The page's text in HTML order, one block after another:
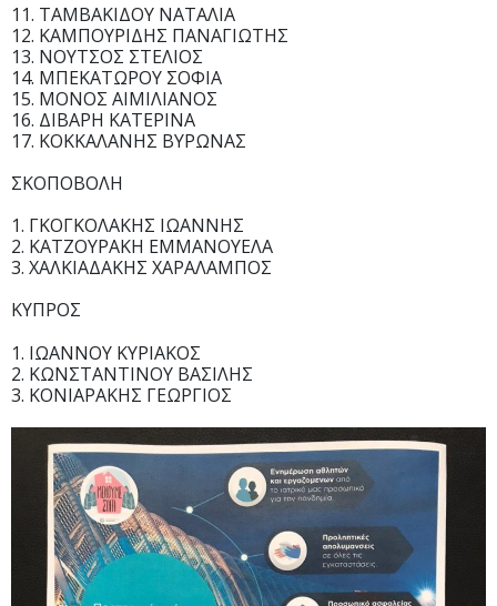
11. ΤΑΜΒΑΚΙΔΟΥ ΝΑΤΑΛΙΑ
12. ΚΑΜΠΟΥΡΙΔΗΣ ΠΑΝΑΓΙΩΤΗΣ
13. ΝΟΥΤΣΟΣ ΣΤΕΛΙΟΣ
14. ΜΠΕΚΑΤΩΡΟΥ ΣΟΦΙΑ
15. ΜΟΝΟΣ ΑΙΜΙΛΙΑΝΟΣ
16. ΔΙΒΑΡΗ ΚΑΤΕΡΙΝΑ
17. ΚΟΚΚΑΛΑΝΗΣ ΒΥΡΩΝΑΣ
ΣΚΟΠΟΒΟΛΗ
1. ΓΚΟΓΚΟΛΑΚΗΣ ΙΩΑΝΝΗΣ
2. ΚΑΤΖΟΥΡΑΚΗ ΕΜΜΑΝΟΥΕΛΑ
3. ΧΑΛΚΙΑΔΑΚΗΣ ΧΑΡΑΛΑΜΠΟΣ
ΚΥΠΡΟΣ
1. ΙΩΑΝΝΟΥ ΚΥΡΙΑΚΟΣ
2. ΚΩΝΣΤΑΝΤΙΝΟΥ ΒΑΣΙΛΗΣ
3. ΚΟΝΙΑΡΑΚΗΣ ΓΕΩΡΓΙΟΣ